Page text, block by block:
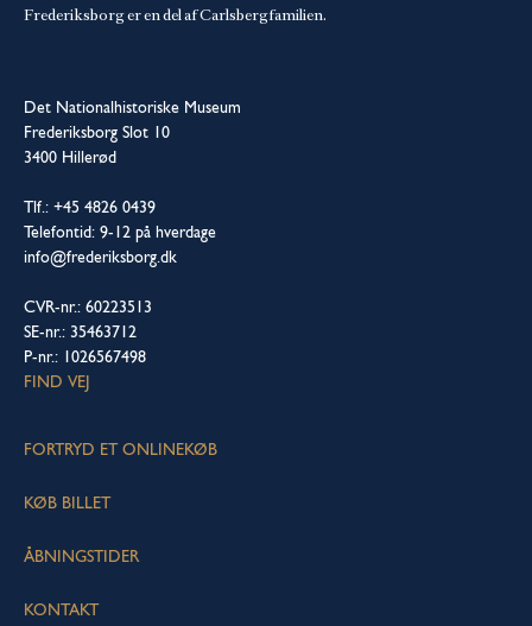
Frederiksborg er en del af Carlsbergfamilien.
Det Nationalhistoriske Museum
Frederiksborg Slot 10
3400 Hillerød
Tlf.: +45 4826 0439
Telefontid: 9-12 på hverdage
info@frederiksborg.dk
CVR-nr.: 60223513
SE-nr.: 35463712
P-nr.: 1026567498
FIND VEJ
FORTRYD ET ONLINEKØB
KØB BILLET
ÅBNINGSTIDER
KONTAKT